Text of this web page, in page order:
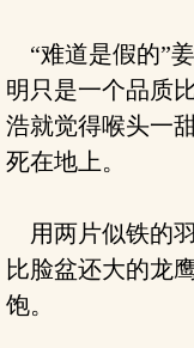
“难道是假的”
明只是一个品质
浩就觉得喉头一
死在地上。
用两片似铁的
比脸盆还大的龙
饱。